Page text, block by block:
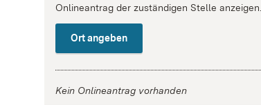
Onlineantrag der zuständigen Stelle anzeigen.
Ort angeben
Kein Onlineantrag vorhanden